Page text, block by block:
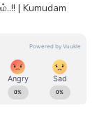
| Kumudam